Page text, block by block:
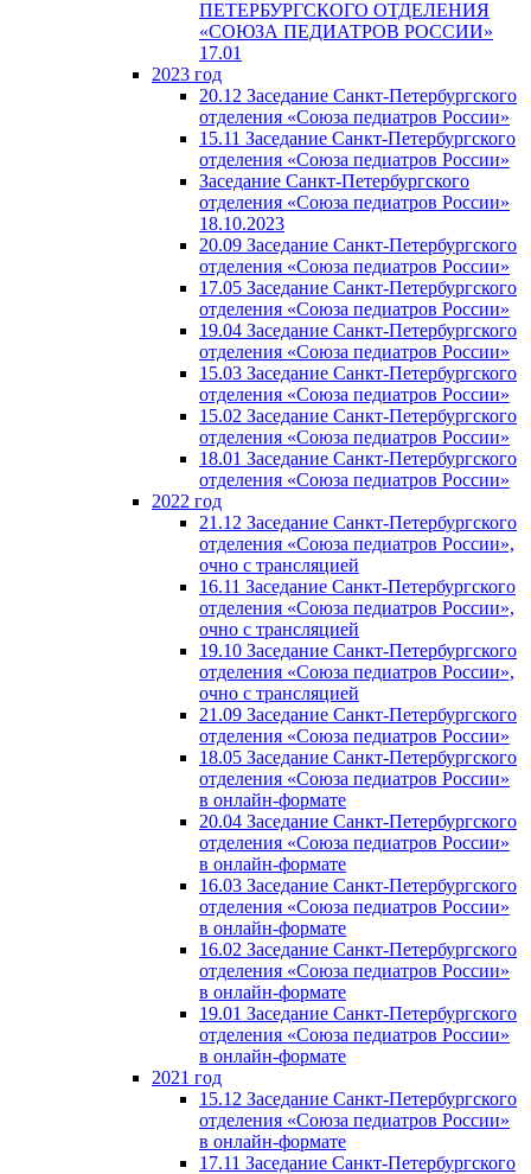
ПЕТЕРБУРГСКОГО ОТДЕЛЕНИЯ
«СОЮЗА ПЕДИАТРОВ РОССИИ»
17.01
2023 год
20.12 Заседание Санкт-Петербургского
отделения «Союза педиатров России»
15.11 Заседание Санкт-Петербургского
отделения «Союза педиатров России»
Заседание Санкт-Петербургского
отделения «Союза педиатров России»
18.10.2023
20.09 Заседание Санкт-Петербургского
отделения «Союза педиатров России»
17.05 Заседание Санкт-Петербургского
отделения «Союза педиатров России»
19.04 Заседание Санкт-Петербургского
отделения «Союза педиатров России»
15.03 Заседание Санкт-Петербургского
отделения «Союза педиатров России»
15.02 Заседание Санкт-Петербургского
отделения «Союза педиатров России»
18.01 Заседание Санкт-Петербургского
отделения «Союза педиатров России»
2022 год
21.12 Заседание Санкт-Петербургского
отделения «Союза педиатров России»,
очно с трансляцией
16.11 Заседание Санкт-Петербургского
отделения «Союза педиатров России»,
очно с трансляцией
19.10 Заседание Санкт-Петербургского
отделения «Союза педиатров России»,
очно с трансляцией
21.09 Заседание Санкт-Петербургского
отделения «Союза педиатров России»
18.05 Заседание Санкт-Петербургского
отделения «Союза педиатров России»
в онлайн-формате
20.04 Заседание Санкт-Петербургского
отделения «Союза педиатров России»
в онлайн-формате
16.03 Заседание Санкт-Петербургского
отделения «Союза педиатров России»
в онлайн-формате
16.02 Заседание Санкт-Петербургского
отделения «Союза педиатров России»
в онлайн-формате
19.01 Заседание Санкт-Петербургского
отделения «Союза педиатров России»
в онлайн-формате
2021 год
15.12 Заседание Санкт-Петербургского
отделения «Союза педиатров России»
в онлайн-формате
17.11 Заседание Санкт-Петербургского